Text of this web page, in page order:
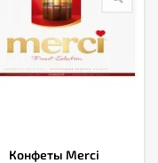
Конфеты Merci